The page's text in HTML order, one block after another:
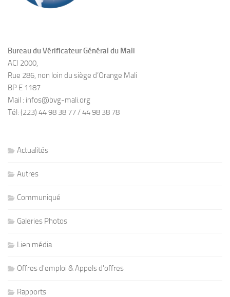
Bureau du Vérificateur Général du Mali
ACI 2000,
Rue 286, non loin du siège d’Orange Mali
BP E 1187
Mail : infos@bvg-mali.org
Tél: (223) 44 98 38 77 / 44 98 38 78
Actualités
Autres
Communiqué
Galeries Photos
Lien média
Offres d'emploi & Appels d'offres
Rapports